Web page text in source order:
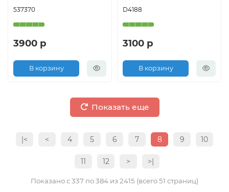
537370
3900 р
В корзину
D4188
3100 р
В корзину
Показать еще
|< < 4 5 6 7 8 9 10
11 12 > >|
Показано с 337 по 384 из 2415 (всего 51 страниц)